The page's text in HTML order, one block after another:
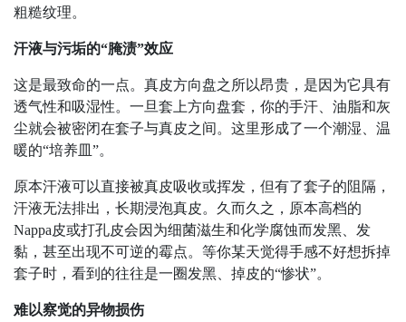
粗糙纹理。
汗液与污垢的“腌渍”效应
这是最致命的一点。真皮方向盘之所以昂贵，是因为它具有
透气性和吸湿性。一旦套上方向盘套，你的手汗、油脂和灰
尘就会被密闭在套子与真皮之间。这里形成了一个潮湿、温
暖的“培养皿 ”。
原本汗液可以直接被真皮吸收或挥发，但有了套子的阻隔，
汗液无法排出，长期浸泡真皮。久而久之，原本高档的
Nappa皮或打孔皮会因为细菌滋生和化学腐蚀而发黑、发
黏，甚至出现不可逆的霉点。等你某天觉得手感不好想拆掉
套子时，看到的往往是一圈发黑、掉皮的“惨状”。
难以察觉的异物损伤